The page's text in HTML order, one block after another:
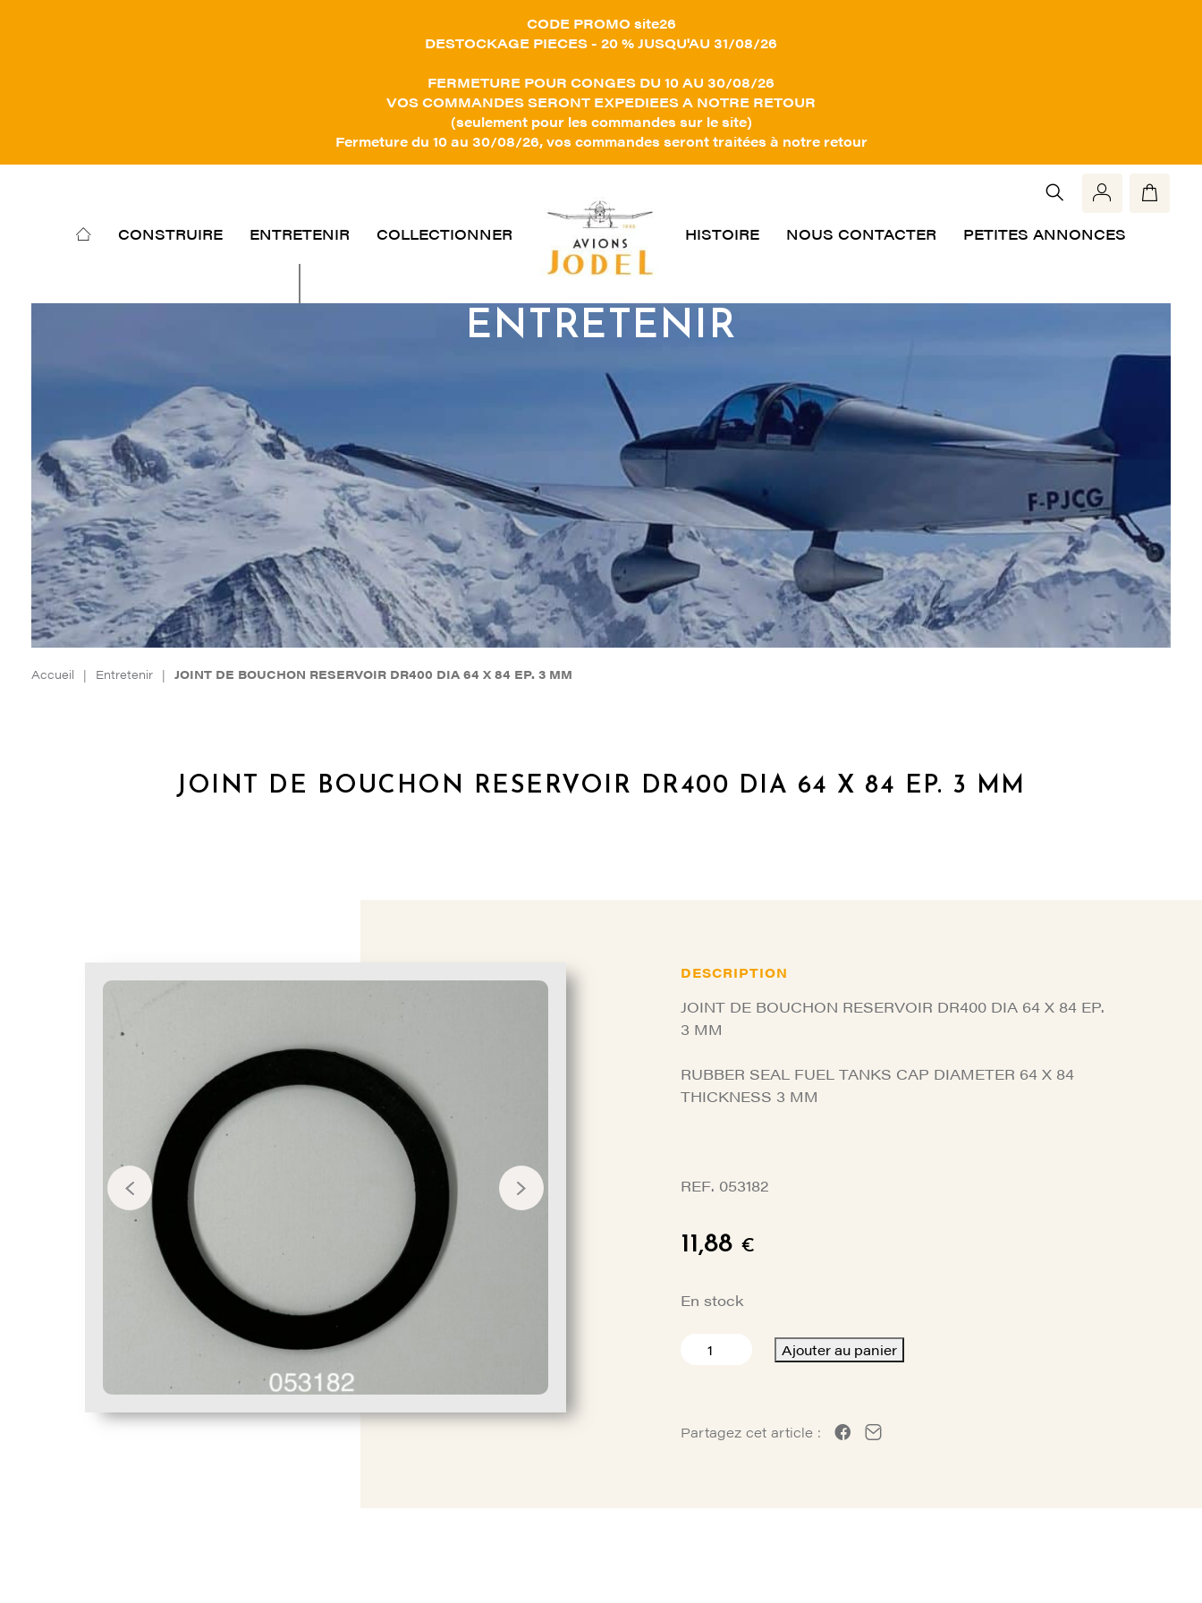
CODE PROMO site26
DESTOCKAGE PIECES - 20 % JUSQU'AU 31/08/26
FERMETURE POUR CONGES DU 10 AU 30/08/26
VOS COMMANDES SERONT EXPEDIEES A NOTRE RETOUR
(seulement pour les commandes sur le site)
Fermeture du 10 au 30/08/26, vos commandes seront traitées à notre retour
CONSTRUIRE ENTRETENIR COLLECTIONNER HISTOIRE NOUS CONTACTER PETITES ANNONCES
ENTRETENIR
Accueil | Entretenir | JOINT DE BOUCHON RESERVOIR DR400 DIA 64 X 84 EP. 3 MM
JOINT DE BOUCHON RESERVOIR DR400 DIA 64 X 84 EP. 3 MM
DESCRIPTION
JOINT DE BOUCHON RESERVOIR DR400 DIA 64 X 84 EP.
3 MM
RUBBER SEAL FUEL TANKS CAP DIAMETER 64 X 84
THICKNESS 3 MM
REF. 053182
11,88 €
En stock
quantité
RESERVOIR
Ajouter au panier
Partagez cet article :